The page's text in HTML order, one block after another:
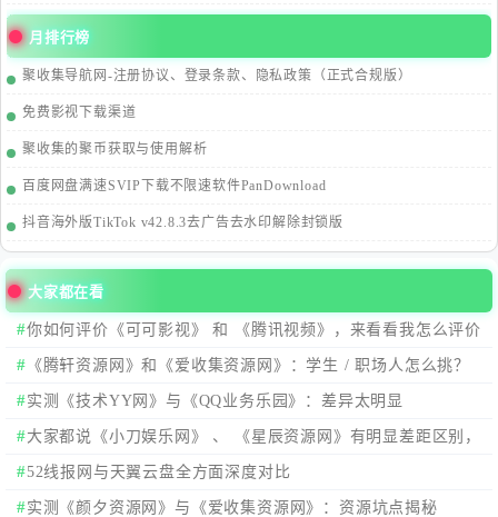
月排行榜
聚收集导航网-注册协议、登录条款、隐私政策（正式合规版）
免费影视下载渠道
聚收集的聚币获取与使用解析
百度网盘满速SVIP下载不限速软件PanDownload
抖音海外版TikTok v42.8.3去广告去水印解除封锁版
大家都在看
你如何评价《可可影视》 和 《腾讯视频》，来看看我怎么评价
的 《腾轩资源网》和《爱收集资源网》：学生 / 职场人怎么挑？
实测《技术YY网》与《QQ业务乐园》：差异太明显
大家都说《小刀娱乐网》 、 《星辰资源网》有明显差距区别，
来看看分析数据。
52线报网与天翼云盘全方面深度对比
实测《颜夕资源网》与《爱收集资源网》：资源坑点揭秘